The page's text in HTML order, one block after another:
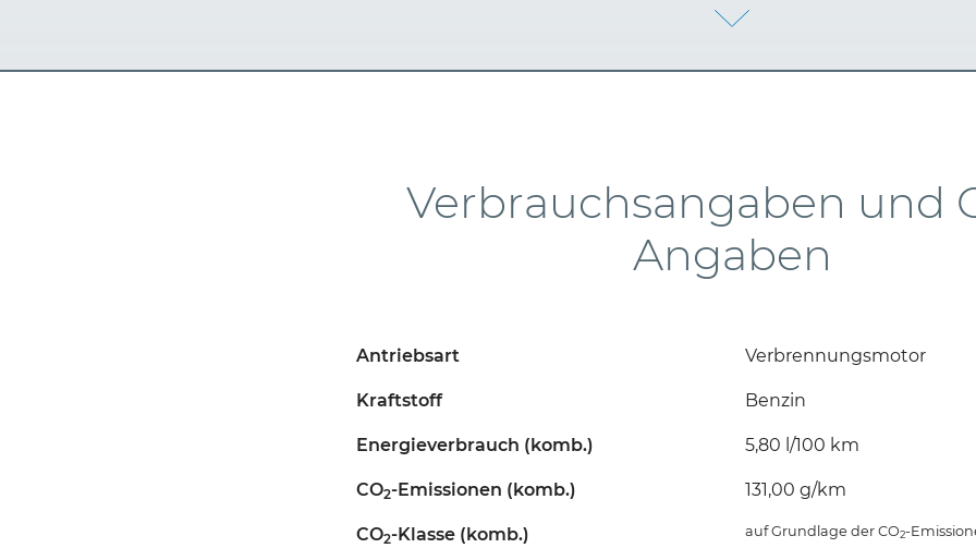
Verbrauchsangaben und
Angaben
Antriebsart Verbrennungsmotor
Kraftstoff Benzin
Energieverbrauch (komb.) 5,80 l/100 km
CO2-Emissionen (komb.) 131,00 g/km
CO2-Klasse (komb.) auf Grundlage der CO2-